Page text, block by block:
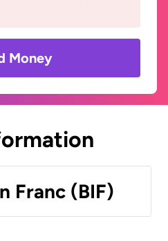
Money
Franc (BIF)